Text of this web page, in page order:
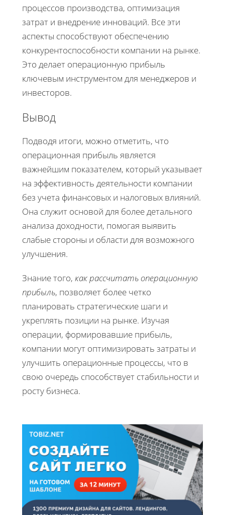
процессов производства, оптимизация
затрат и внедрение инноваций. Все эти
аспекты способствуют обеспечению
конкурентоспособности компании на рынке.
Это делает операционную прибыль
ключевым инструментом для менеджеров и
инвесторов.
Вывод
Подводя итоги, можно отметить, что
операционная прибыль является
важнейшим показателем, который указывает
на эффективность деятельности компании
без учета финансовых и налоговых влияний.
Она служит основой для более детального
анализа доходности, помогая выявить
слабые стороны и области для возможного
улучшения.
Знание того, как рассчитать операционную
прибыль, позволяет более четко
планировать стратегические шаги и
укреплять позиции на рынке. Изучая
операции, формировавшие прибыль,
компании могут оптимизировать затраты и
улучшить операционные процессы, что в
свою очередь способствует стабильности и
росту бизнеса.